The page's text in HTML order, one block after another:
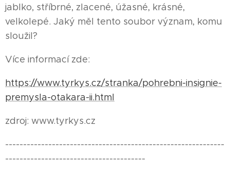
jablko, stříbrné, zlacené, úžasné, krásné,
velkolepé. Jaký měl tento soubor význam, komu
sloužil?
Více informací zde:
https://www.tyrkys.cz/stranka/pohrebni-insignie-
premysla-otakara-ii.html
zdroj: www.tyrkys.cz
-------------------------------------------------------------
---------------------------------------